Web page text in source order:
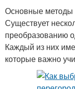
Основные методы
Существует
преобразованию
Каждый из них
которые важно